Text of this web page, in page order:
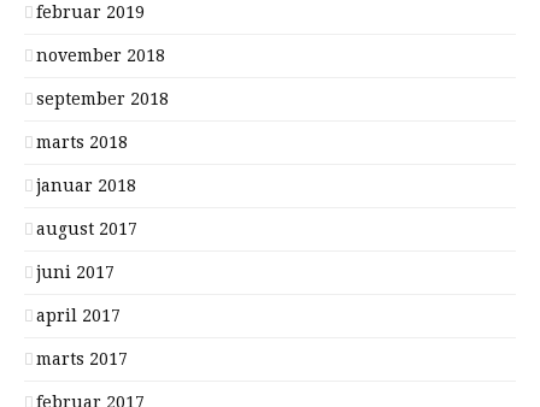
februar 2019
november 2018
september 2018
marts 2018
januar 2018
august 2017
juni 2017
april 2017
marts 2017
februar 2017